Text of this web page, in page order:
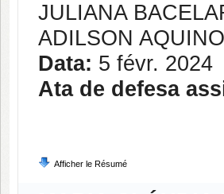
JULIANA
ADILSON
Data: 5 févr. 2024
Ata de defesa
Afficher le Résumé